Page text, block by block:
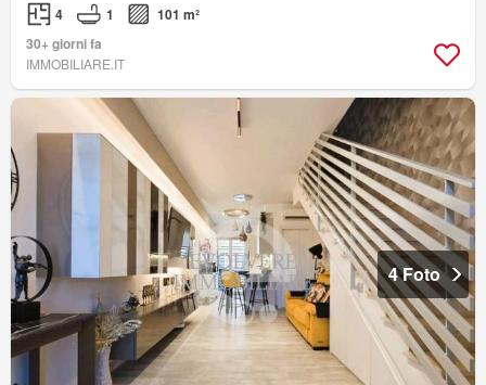
4 1
101 m²
30+ giorni fa
IMMOBILIARE.IT
4 Foto